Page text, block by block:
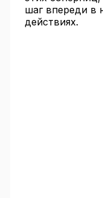
шаг впереди в
действиях.